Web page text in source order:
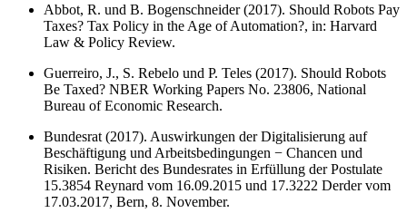
Abbot, R. und B. Bogenschneider (2017). Should Robots Pay
Taxes? Tax Policy in the Age of Automation?, in: Harvard
Law & Policy Review.
Guerreiro, J., S. Rebelo und P. Teles (2017). Should Robots
Be Taxed? NBER Working Papers No. 23806, National
Bureau of Economic Research.
Bundesrat (2017). Auswirkungen der Digitalisierung auf
Beschäftigung und Arbeitsbedingungen − Chancen und
Risiken. Bericht des Bundesrates in Erfüllung der Postulate
15.3854 Reynard vom 16.09.2015 und 17.3222 Derder vom
17.03.2017, Bern, 8. November.